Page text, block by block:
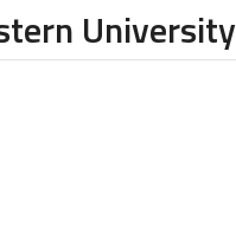
University